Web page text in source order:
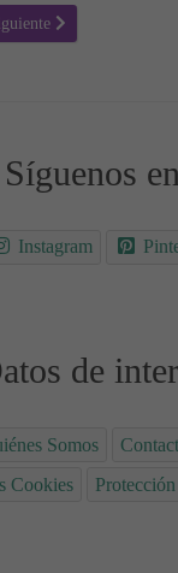
Letra de, Aire, de
siguiente: Letra
Síguenos
Instagram
de
Somos
Cookies